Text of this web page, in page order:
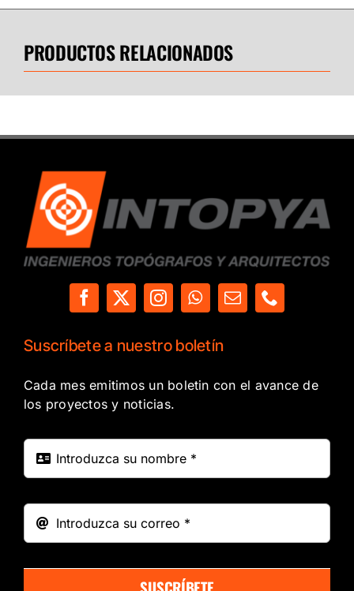
PRODUCTOS RELACIONADOS
Suscríbete a nuestro boletín
Cada mes emitimos un boletin con el avance de
los proyectos y noticias.